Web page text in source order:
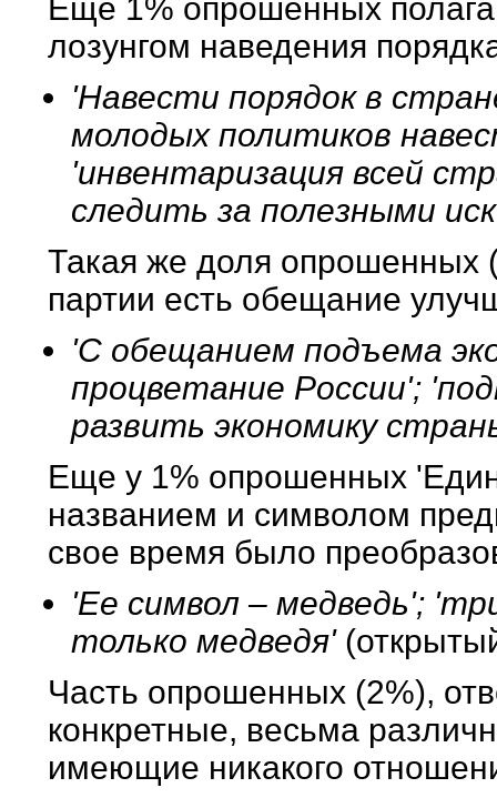
Еще 1% опрошенных
лозунгом наведения
'Навести порядок в
молодых политиков
'инвентаризация всей
следить за полезными
Такая же доля опрошенных
партии есть обещание
'С обещанием подъема
процветание России';
развить экономику
Еще у 1% опрошенных
названием и символом
свое время было
'Ее символ – медведь';
только медведя'
Часть опрошенных (2%),
конкретные, весьма
имеющие никакого